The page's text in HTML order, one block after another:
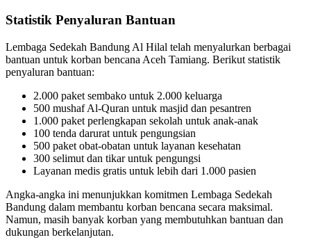
Statistik Penyaluran Bantuan
Lembaga Sedekah Bandung Al Hilal telah menyalurkan berbagai
bantuan untuk korban bencana Aceh Tamiang. Berikut statistik
penyaluran bantuan:
2.000 paket sembako untuk 2.000 keluarga
500 mushaf Al-Quran untuk masjid dan pesantren
1.000 paket perlengkapan sekolah untuk anak-anak
100 tenda darurat untuk pengungsian
500 paket obat-obatan untuk layanan kesehatan
300 selimut dan tikar untuk pengungsi
Layanan medis gratis untuk lebih dari 1.000 pasien
Angka-angka ini menunjukkan komitmen Lembaga Sedekah
Bandung dalam membantu korban bencana secara maksimal.
Namun, masih banyak korban yang membutuhkan bantuan dan
dukungan berkelanjutan.